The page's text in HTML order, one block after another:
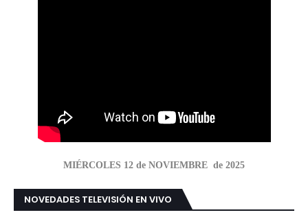
MIÉRCOLES 12 de NOVIEMBRE de 2025
NOVEDADES TELEVISIÓN EN VIVO